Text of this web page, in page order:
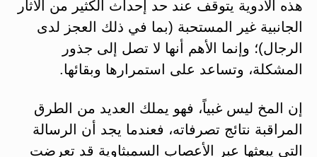
هذه الأدوية يتوقف عند حد إحداث الكثير من الآثار
الجانبية غير المستحبة (بما في ذلك العجز لدى
الرجال)؛ وإنما الأهم أنها لا تصل إلى جذور
المشكلة، وتساعد على استمرارها وبقائها.
إن المخ ليس غبياً، فهو يملك العديد من الطرق
المراقبة نتائج تصرفاته، فعندما يجد أن الرسالة
التي يبعثها عبر الأعصاب السمبثاوية قد تعرضت